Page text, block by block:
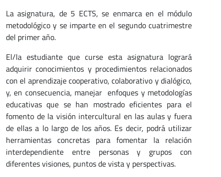
La asignatura, de 5 ECTS, se enmarca en el módulo
metodológico y se imparte en el segundo cuatrimestre
del primer año.
El/la estudiante que curse esta asignatura logrará
adquirir conocimientos y procedimientos relacionados
con el aprendizaje cooperativo, colaborativo y dialógico,
y, en consecuencia, manejar enfoques y metodologías
educativas que se han mostrado eficientes para el
fomento de la visión intercultural en las aulas y fuera
de ellas a lo largo de los años. Es decir, podrá utilizar
herramientas concretas para fomentar la relación
interdependiente entre personas y grupos con
diferentes visiones, puntos de vista y perspectivas.